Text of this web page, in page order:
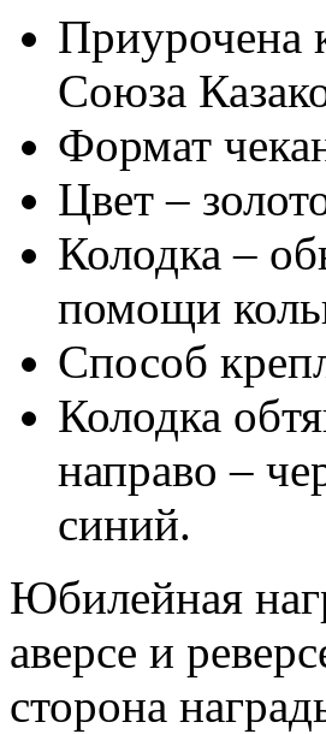
Приурочена
Союза
Формат
Цвет –
Колодка –
помощи
Способ
Колодка
направо –
синий.
Юбилейная
аверсе и
сторона